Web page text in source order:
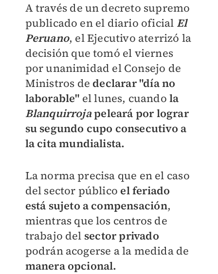
A través de un decreto supremo
publicado en el diario oficial El
Peruano, el Ejecutivo aterrizó la
decisión que tomó el viernes
por unanimidad el Consejo de
Ministros de declarar"día no
laborable" el lunes, cuandola
Blanquirrojapeleará por lograr
su segundo cupo consecutivo a
la cita mundialista.
La norma precisa que en el caso
del sector público el feriado
está sujeto a compensación,
mientras que los centros de
trabajo del sector privado
podrán acogerse a la medida de
manera opcional.